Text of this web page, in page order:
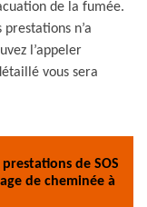
de la fumée.
n’a
l’appeler
vous sera
de SOS
de cheminée à